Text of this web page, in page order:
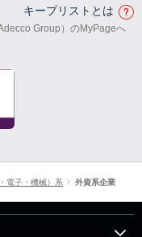
キープリストとは
Group）のMyPageへ
電子・機械）系 外資系企業